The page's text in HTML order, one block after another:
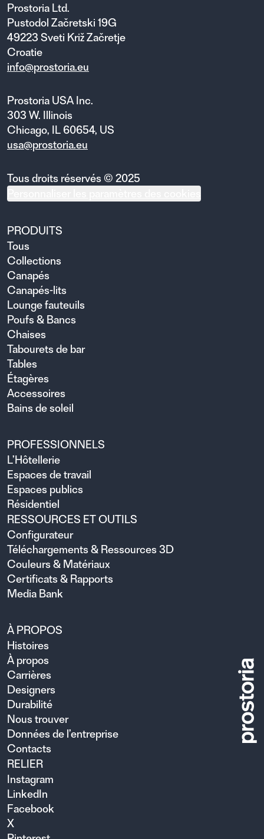
Prostoria Ltd.
Pustodol Začretski 19G
49223 Sveti Križ Začretje
Croatie
info@prostoria.eu
Prostoria USA Inc.
303 W. Illinois
Chicago, IL 60654, US
usa@prostoria.eu
Tous droits réservés © 2025
PRODUITS
Tous
Collections
Canapés
Canapés-lits
Lounge fauteuils
Poufs & Bancs
Chaises
Tabourets de bar
Tables
Étagères
Accessoires
Bains de soleil
PROFESSIONNELS
L’Hôtellerie
Espaces de travail
Espaces publics
Résidentiel
RESSOURCES ET OUTILS
Configurateur
Téléchargements & Ressources 3D
Couleurs & Matériaux
Certificats & Rapports
Media Bank
À PROPOS
Histoires
À propos
Carrières
Designers
Durabilité
Nous trouver
Données de l’entreprise
Contacts
RELIER
Instagram
LinkedIn
Facebook
X